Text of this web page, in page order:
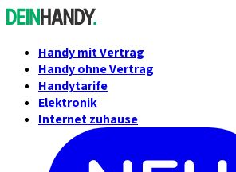
Handy mit Vertrag
Handy ohne Vertrag
Handytarife
Elektronik
Internet zuhause